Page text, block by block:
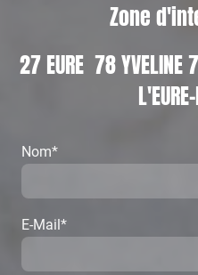
Zone
27 EURE 78
Nom*
E-Mail*